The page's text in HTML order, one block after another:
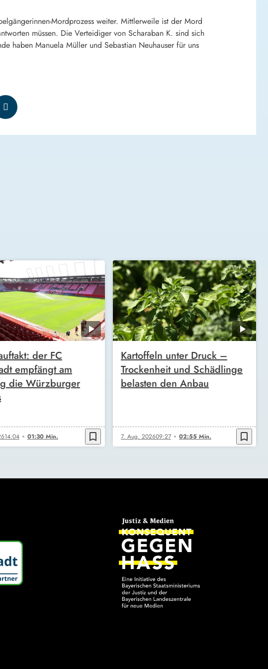
Mordprozess weiter. Mittlerweile ist der Mord
müssen. Die Verteidiger von Scharaban K. sind sich
haben Manuela Müller und Sebastian Neuhauser für uns
der FC
empfängt am
die Würzburger
14:04 01:30 Min. bookmark_border
Kartoffeln unter Druck –
Trockenheit und Schädlinge
belasten den Anbau
7. Aug. 202609:27 02:55 Min. bookmark_border